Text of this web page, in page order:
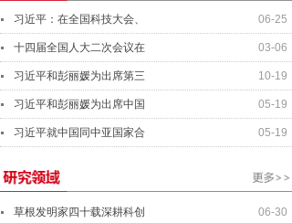
06-25
习近平：在全国科技大会、
03-06
十四届全国人大二次会议在
10-19
习近平和彭丽媛为出席第三
05-19
习近平和彭丽媛为出席中国
05-19
习近平就中国同中亚国家合
06-30
草根发明家四十载深耕科创